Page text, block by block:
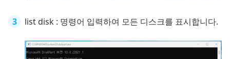
list disk : 명령어 입력하여 모든 디스크를 표시합니다.